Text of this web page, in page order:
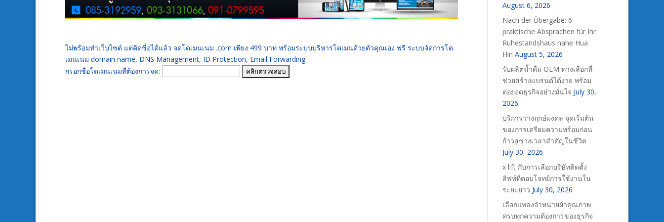
ไม่พร้อมทำเว็บไซต์ แต่คิดชื่อได้แล้ว จดโดเมนเนม .com เพียง 499 บาท พร้อมระบบบริหารโดเมนด้วยตัวคุณเอง ฟรี ระบบจัดการโด
เมนเนม domain name, DNS Management, ID Protection, Email Forwarding
กรอกชื่อโดเมนเนมที่ต้องการจด:
August 6, 2026
Nach der Übergabe: 6
praktische Absprachen für Ihr
Ruhestandshaus nahe Hua
Hin August 5, 2026
รับผลิตน้ำดื่ม OEM ทางเลือกที่
ช่วยสร้างแบรนด์ได้ง่าย พร้อม
ต่อยอดธุรกิจอย่างมั่นใจ July 30,
2026
บริการวางฤกษ์มงคล จุดเริ่มต้น
ของการเตรียมความพร้อมก่อน
ก้าวสู่ช่วงเวลาสำคัญในชีวิต
July 30, 2026
x lift กับการเลือกบริษัทติดตั้ง
ลิฟท์ที่ตอบโจทย์การใช้งานใน
ระยะยาว July 30, 2026
เลือกแหล่งจำหน่ายผ้าคุณภาพ
ครบทุกความต้องการของธุรกิจ